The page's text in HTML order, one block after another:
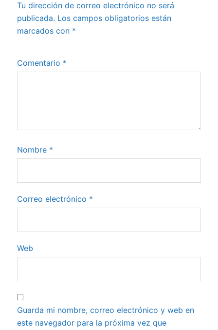
Tu dirección de correo electrónico no será
publicada. Los campos obligatorios están
marcados con *
Comentario *
Nombre *
Correo electrónico *
Web
Guarda mi nombre, correo electrónico y web en
este navegador para la próxima vez que